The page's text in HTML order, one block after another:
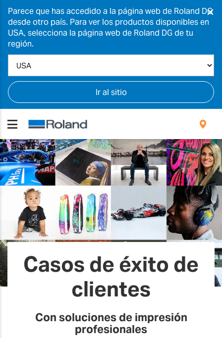
Parece que has accedido a la página web de Roland DG
desde otro país. Para ver los productos disponibles en
USA, selecciona la página web de Roland DG de tu
región.
Ir al sitio
×
Casos de éxito de
clientes
Con soluciones de impresión
profesionales